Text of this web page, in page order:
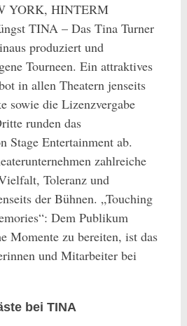
YORK, HINTERM
TINA – Das Tina Turner
produziert und
Tourneen. Ein attraktives
in allen Theatern jenseits
sowie die Lizenzvergabe
runden das
Stage Entertainment ab.
zahlreiche
Toleranz und
der Bühnen. „Touching
Dem Publikum
Momente zu bereiten, ist das
und Mitarbeiter bei
bei TINA